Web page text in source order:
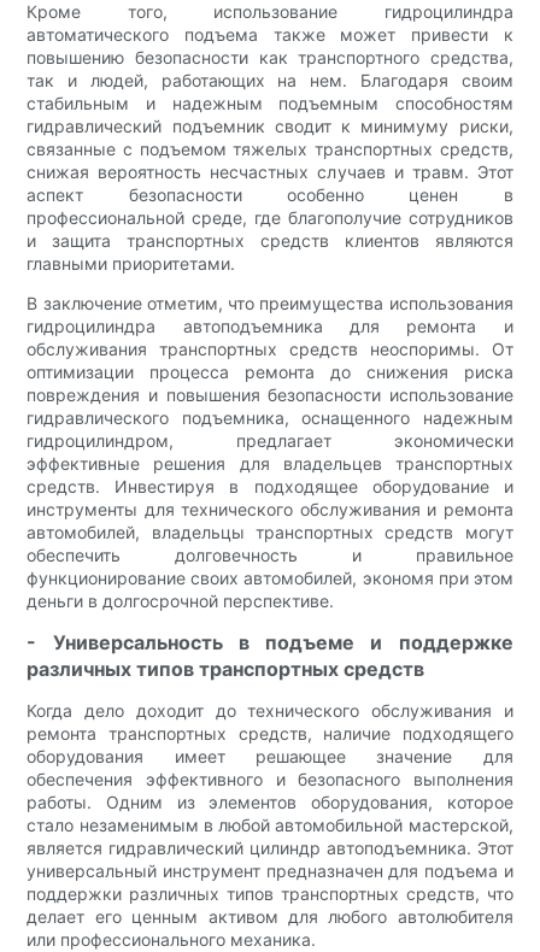
Кроме того, использование гидроцилиндра
автоматического подъема также может привести к
повышению безопасности как транспортного средства,
так и людей, работающих на нем. Благодаря своим
стабильным и надежным подъемным способностям
гидравлический подъемник сводит к минимуму риски,
связанные с подъемом тяжелых транспортных средств,
снижая вероятность несчастных случаев и травм. Этот
аспект безопасности особенно ценен в
профессиональной среде, где благополучие сотрудников
и защита транспортных средств клиентов являются
главными приоритетами.
В заключение отметим, что преимущества использования
гидроцилиндра автоподъемника для ремонта и
обслуживания транспортных средств неоспоримы. От
оптимизации процесса ремонта до снижения риска
повреждения и повышения безопасности использование
гидравлического подъемника, оснащенного надежным
гидроцилиндром, предлагает экономически
эффективные решения для владельцев транспортных
средств. Инвестируя в подходящее оборудование и
инструменты для технического обслуживания и ремонта
автомобилей, владельцы транспортных средств могут
обеспечить долговечность и правильное
функционирование своих автомобилей, экономя при этом
деньги в долгосрочной перспективе.
- Универсальность в подъеме и поддержке
различных типов транспортных средств
Когда дело доходит до технического обслуживания и
ремонта транспортных средств, наличие подходящего
оборудования имеет решающее значение для
обеспечения эффективного и безопасного выполнения
работы. Одним из элементов оборудования, которое
стало незаменимым в любой автомобильной мастерской,
является гидравлический цилиндр автоподъемника. Этот
универсальный инструмент предназначен для подъема и
поддержки различных типов транспортных средств, что
делает его ценным активом для любого автолюбителя
или профессионального механика.